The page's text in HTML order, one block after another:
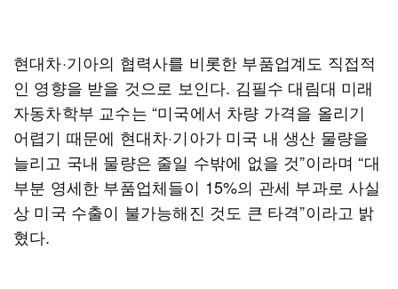
현대차·기아의 협력사를 비롯한 부품업계도 직접적
인 영향을 받을 것으로 보인다. 김필수 대림대 미래
자동차학부 교수는 “미국에서 차량 가격을 올리기
어렵기 때문에 현대차·기아가 미국 내 생산 물량을
늘리고 국내 물량은 줄일 수밖에 없을 것”이라며 “대
부분 영세한 부품업체들이 15%의 관세 부과로 사실
상 미국 수출이 불가능해진 것도 큰 타격”이라고 밝
혔다.